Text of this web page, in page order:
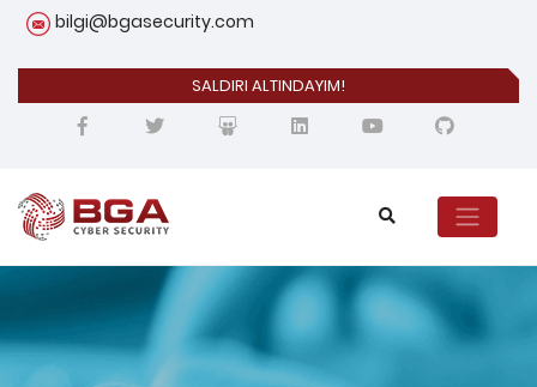
bilgi@bgasecurity.com
SALDIRI ALTINDAYIM!